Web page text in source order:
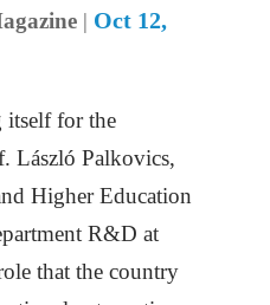
| Oct 12,
itself for the
László Palkovics,
Higher Education
R&D at
that the country